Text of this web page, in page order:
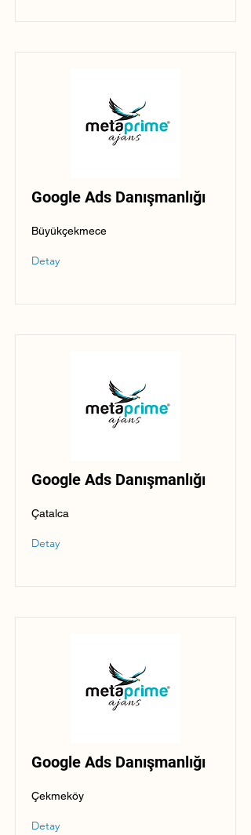
Google Ads Danışmanlığı
Büyükçekmece
Detay
Google Ads Danışmanlığı
Çatalca
Detay
Google Ads Danışmanlığı
Çekmeköy
Detay